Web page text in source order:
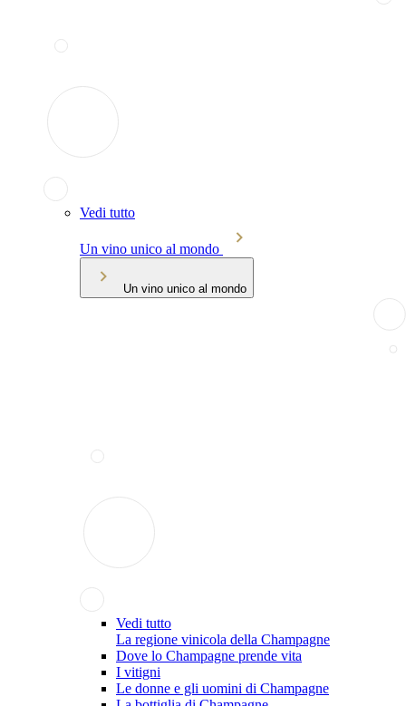
Vedi tutto
Un vino unico al mondo
Un vino unico al mondo
Vedi tutto
La regione vinicola della Champagne
Dove lo Champagne prende vita
I vitigni
Le donne e gli uomini di Champagne